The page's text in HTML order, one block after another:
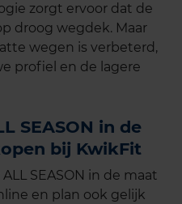
zorgt ervoor dat de
droog wegdek. Maar
wegen is verbeterd,
profiel en de lagere
SEASON in de
bij KwikFit
SEASON in de maat
en plan ook gelijk